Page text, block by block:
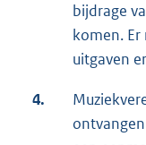
bijdrage
komen.
uitgaven
4.